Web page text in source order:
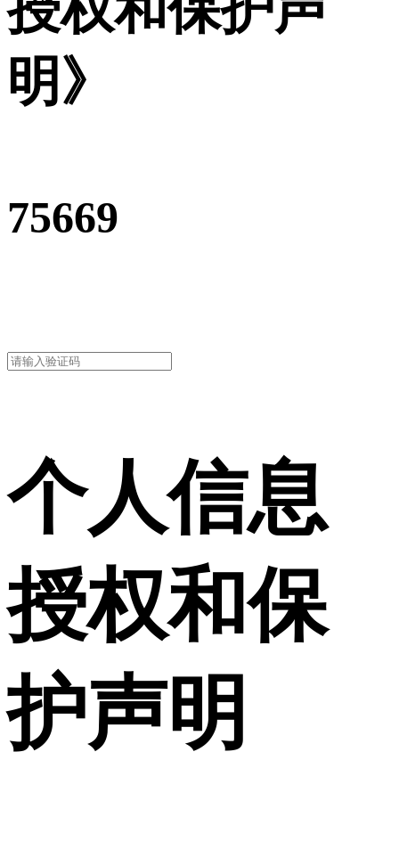
明》
75669
个人信息
授权和保
护声明